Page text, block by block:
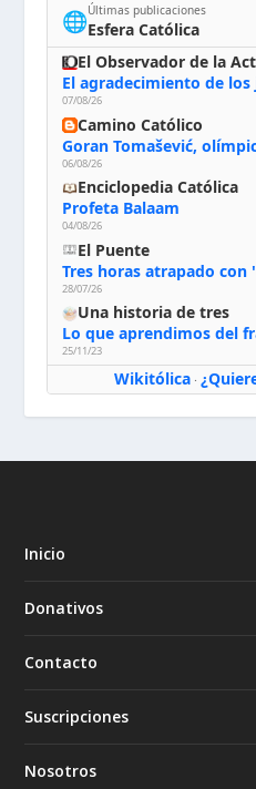
🌐Últimas publicaciones
Esfera Católica
El Observador de la
07/08/26
Camino Católico
06/08/26
Enciclopedia Católica
Profeta Balaam
04/08/26
El Puente
Tres horas atrapado con
28/07/26
Una historia de tres
Lo que aprendimos del
25/11/23
Wikitólica·
Inicio
Donativos
Contacto
Suscripciones
Nosotros